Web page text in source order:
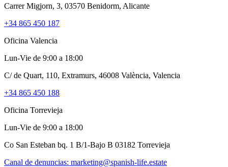
Carrer Migjorn, 3, 03570 Benidorm, Alicante
+34 865 450 187
Oficina Valencia
Lun-Vie de 9:00 a 18:00
C/ de Quart, 110, Extramurs, 46008 València, Valencia
+34 865 450 188
Oficina Torrevieja
Lun-Vie de 9:00 a 18:00
Co San Esteban bq. 1 B/1-Bajo B 03182 Torrevieja
Canal de denuncias: marketing@spanish-life.estate